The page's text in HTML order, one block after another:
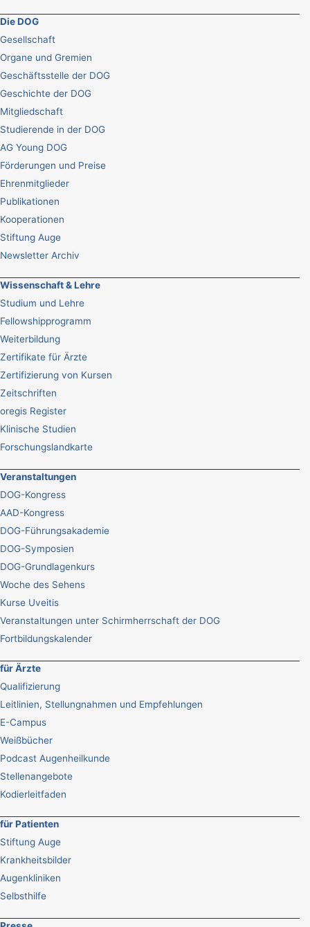
Die DOG
Gesellschaft
Organe und Gremien
Geschäftsstelle der DOG
Geschichte der DOG
Mitgliedschaft
Studierende in der DOG
AG Young DOG
Förderungen und Preise
Ehrenmitglieder
Publikationen
Kooperationen
Stiftung Auge
Newsletter Archiv
Wissenschaft & Lehre
Studium und Lehre
Fellowshipprogramm
Weiterbildung
Zertifikate für Ärzte
Zertifizierung von Kursen
Zeitschriften
oregis Register
Klinische Studien
Forschungslandkarte
Veranstaltungen
DOG-Kongress
AAD-Kongress
DOG-Führungsakademie
DOG-Symposien
DOG-Grundlagenkurs
Woche des Sehens
Kurse Uveitis
Veranstaltungen unter Schirmherrschaft der DOG
Fortbildungskalender
für Ärzte
Qualifizierung
Leitlinien, Stellungnahmen und Empfehlungen
E-Campus
Weißbücher
Podcast Augenheilkunde
Stellenangebote
Kodierleitfaden
für Patienten
Stiftung Auge
Krankheitsbilder
Augenkliniken
Selbsthilfe